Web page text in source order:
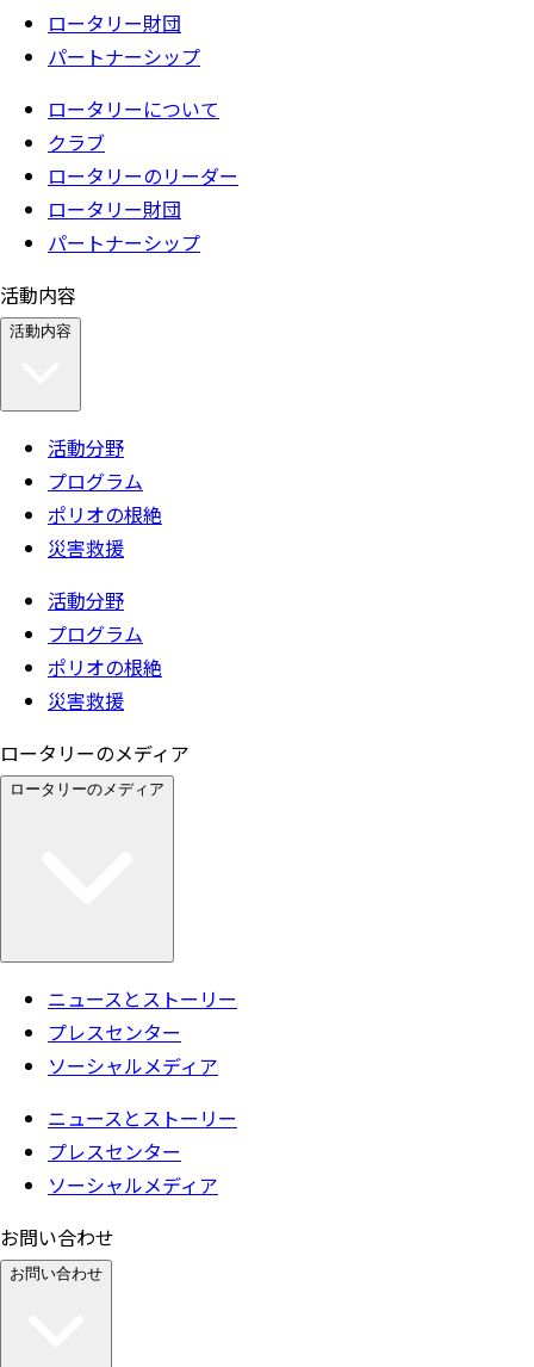
ロータリー財団
パートナーシップ
ロータリーについて
クラブ
ロータリーのリーダー
ロータリー財団
パートナーシップ
活動内容
活動内容
活動分野
プログラム
ポリオの根絶
災害救援
活動分野
プログラム
ポリオの根絶
災害救援
ロータリーのメディア
ロータリーのメディア
ニュースとストーリー
プレスセンター
ソーシャルメディア
ニュースとストーリー
プレスセンター
ソーシャルメディア
お問い合わせ
お問い合わせ